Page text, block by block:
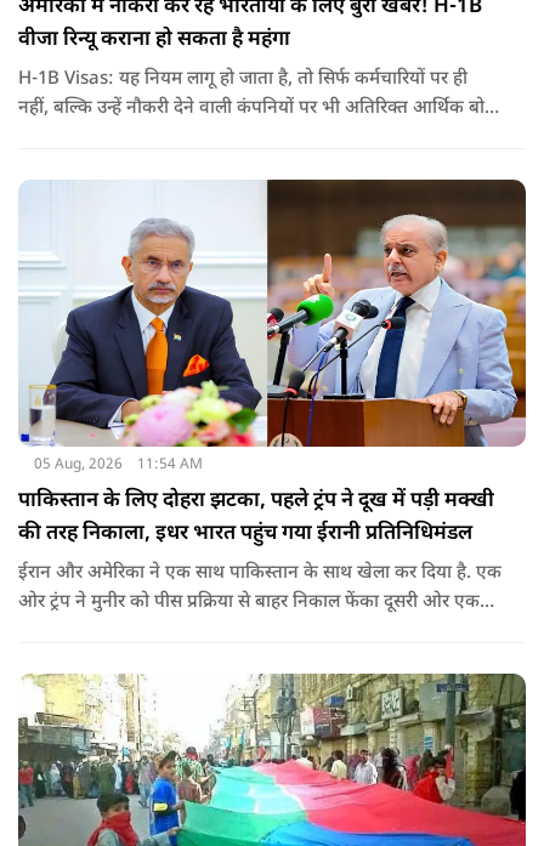
अमेरिका में नौकरी कर रहे भारतीयों के लिए बुरी खबर! H-1B
वीजा रिन्यू कराना हो सकता है महंगा
H-1B Visas: यह नियम लागू हो जाता है, तो सिर्फ कर्मचारियों पर ही
नहीं, बल्कि उन्हें नौकरी देने वाली कंपनियों पर भी अतिरिक्त आर्थिक बोझ
वीजा का समय-समय पर नवीनीकरण कराते हैं.
05 Aug, 2026 11:54 AM
पाकिस्तान के लिए दोहरा झटका, पहले ट्रंप ने दूख में पड़ी मक्खी
की तरह निकाला, इधर भारत पहुंच गया ईरानी प्रतिनिधिमंडल
ईरान और अमेरिका ने एक साथ पाकिस्तान के साथ खेला कर दिया है. एक
ओर ट्रंप ने मुनीर को पीस प्रक्रिया से बाहर निकाल फेंका दूसरी ओर एक